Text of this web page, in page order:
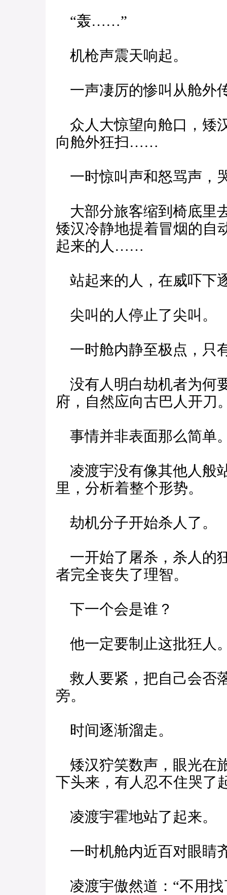
“轰……”
机枪声震天响起。
一声凄厉的惨叫从舱外
众人大惊望向舱口，矮
向舱外狂扫……
一时惊叫声和怒骂声，
大部分旅客缩到椅底里
矮汉冷静地提着冒烟的自
起来的人……
站起来的人，在威吓下
尖叫的人停止了尖叫。
一时舱内静至极点，只
没有人明白劫机者为何
府，自然应向古巴人开刀
事情并非表面那么简单
凌渡宇没有像其他人般
里，分析着整个形势。
劫机分子开始杀人了。
一开始了屠杀，杀人的
者完全丧失了理智。
下一个会是谁？
他一定要制止这批狂人
救人要紧，把自己会否
旁。
时间逐渐溜走。
矮汉狞笑数声，眼光在
下头来，有人忍不住哭了
凌渡宇霍地站了起来。
一时机舱内近百对眼睛
凌渡宇傲然道：“不用找